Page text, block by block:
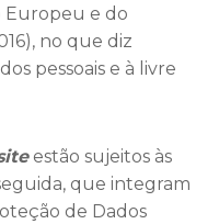
Europeu e do
no que diz
pessoais e à livre
estão sujeitos às
que integram
de Dados